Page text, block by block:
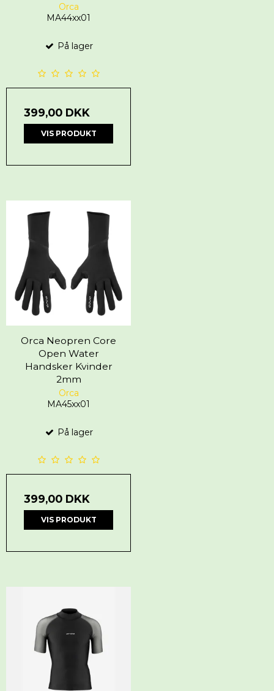
Orca
MA44xx01
På lager
399,00 DKK
VIS PRODUKT
Orca Neopren Core
Open Water
Handsker Kvinder
2mm
Orca
MA45xx01
På lager
399,00 DKK
VIS PRODUKT